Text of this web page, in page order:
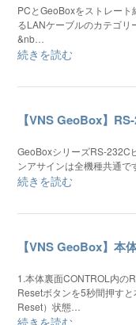
PCとGeoBoxをストレー
るLANケーブルのカテゴ
&nb…
続きを読む
【VNS GeoBox】
GeoBoxシリーズRS-232C
ンアサインは全機種共通で
続きを読む
【VNS GeoBox】本
1.本体裏面CONTROL内の
Resetボタンを5秒間押す
Reset）状態…
続きを読む